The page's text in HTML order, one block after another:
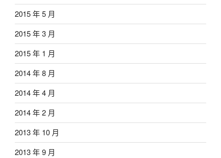
2015 年 5 月
2015 年 3 月
2015 年 1 月
2014 年 8 月
2014 年 4 月
2014 年 2 月
2013 年 10 月
2013 年 9 月